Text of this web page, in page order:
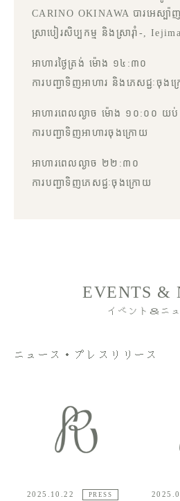
CARINO OKINAWA បារអេស្ប៉
ស្រាបៀរសិប្បកម្ម និងស្រារ៉ាំ-,
អាហារថ្ងៃត្រង់ ម៉ោង ១៤:៣០
ការបញ្ជាទិញអាហារ និងភេសជ្ជៈចុងក្
អាហារពេលល្ងាច ម៉ោង ១០:០០ យប់
ការបញ្ជាទិញអាហារចុងក្រោយ
អាហារពេលល្ងាច ២២:៣០
ការបញ្ជាទិញភេសជ្ជៈចុងក្រោយ
EVENTS &
イベント＆ニ
ニュース・プレスリリース
2025.10.22 PRESS